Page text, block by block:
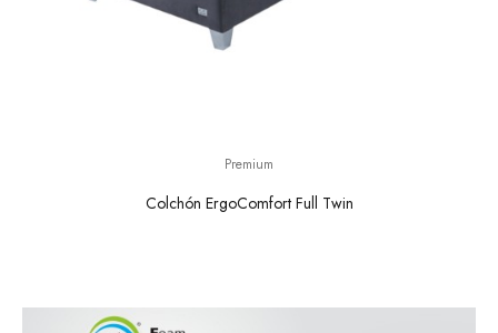
Premium
Colchón ErgoComfort Full Twin